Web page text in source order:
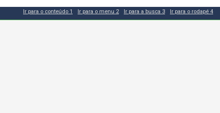
Ir para o conteúdo 1 Ir para o menu 2 Ir para a busca 3 Ir para o rodapé 4